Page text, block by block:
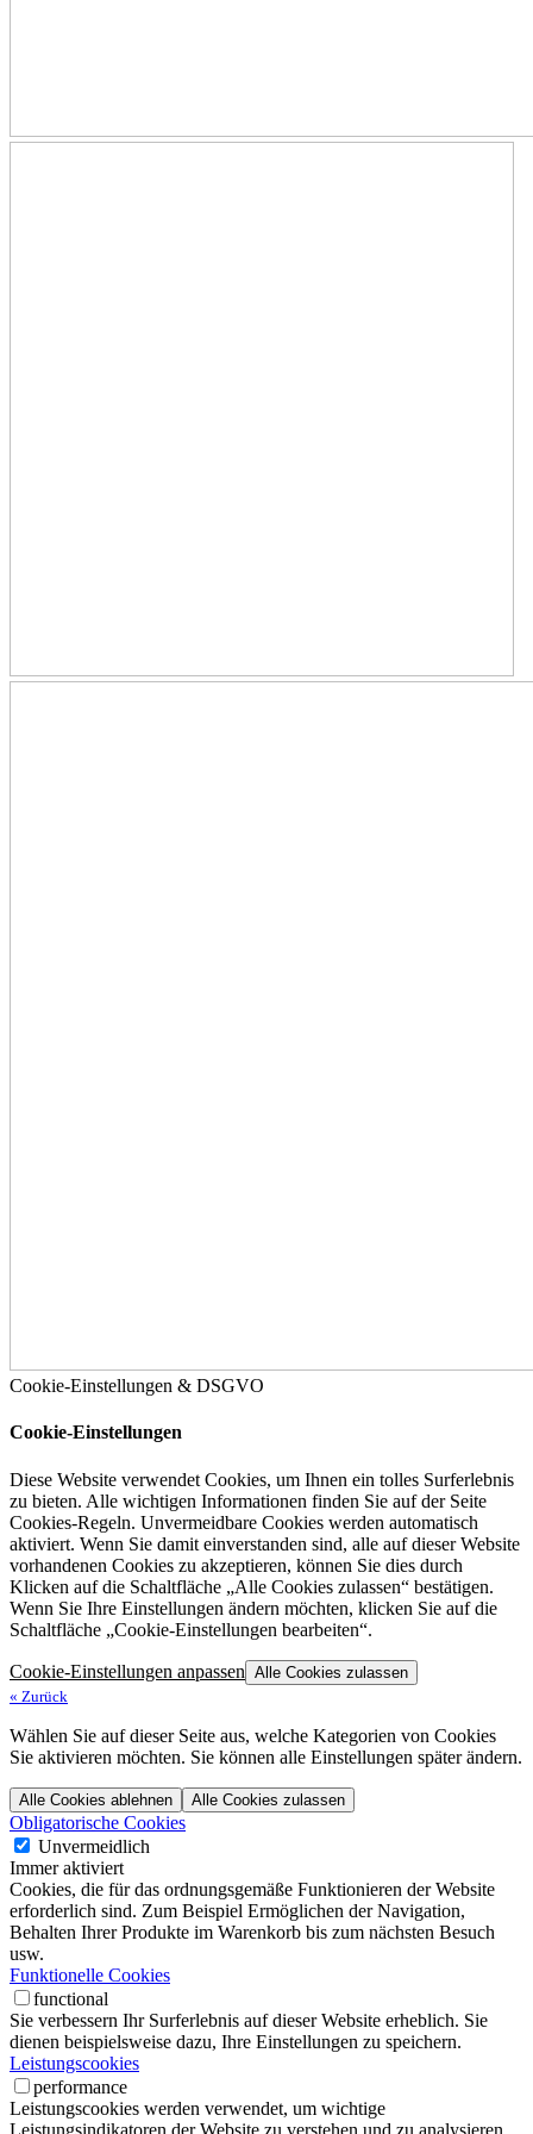
Cookie-Einstellungen & DSGVO
Cookie-Einstellungen
Diese Website verwendet Cookies, um Ihnen ein tolles Surferlebnis
zu bieten. Alle wichtigen Informationen finden Sie auf der Seite
Cookies-Regeln. Unvermeidbare Cookies werden automatisch
aktiviert. Wenn Sie damit einverstanden sind, alle auf dieser Website
vorhandenen Cookies zu akzeptieren, können Sie dies durch
Klicken auf die Schaltfläche „Alle Cookies zulassen“ bestätigen.
Wenn Sie Ihre Einstellungen ändern möchten, klicken Sie auf die
Schaltfläche „Cookie-Einstellungen bearbeiten“.
Cookie-Einstellungen anpassen Alle Cookies zulassen
« Zurück
Wählen Sie auf dieser Seite aus, welche Kategorien von Cookies
Sie aktivieren möchten. Sie können alle Einstellungen später ändern.
Alle Cookies ablehnen Alle Cookies zulassen
Obligatorische Cookies
Unvermeidlich
Immer aktiviert
Cookies, die für das ordnungsgemäße Funktionieren der Website
erforderlich sind. Zum Beispiel Ermöglichen der Navigation,
Behalten Ihrer Produkte im Warenkorb bis zum nächsten Besuch
usw.
Funktionelle Cookies
functional
Sie verbessern Ihr Surferlebnis auf dieser Website erheblich. Sie
dienen beispielsweise dazu, Ihre Einstellungen zu speichern.
Leistungscookies
performance
Leistungscookies werden verwendet, um wichtige
Leistungsindikatoren der Website zu verstehen und zu analysieren